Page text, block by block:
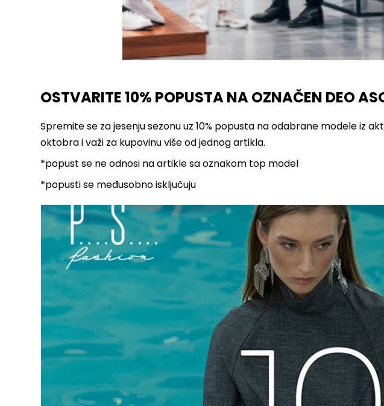
OSTVARITE 10% POPUSTA NA OZNAČEN DEO
Spremite se za jesenju sezonu uz 10% popusta na odabrane modele iz
oktobra i važi za kupovinu više od jednog artikla.
*popust se ne odnosi na artikle sa oznakom top model
*popusti se međusobno isključuju